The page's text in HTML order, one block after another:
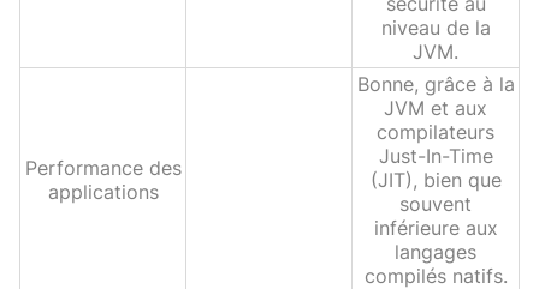
niveau de la
JVM.
Performance des
applications
Bonne, grâce à la
JVM et aux
compilateurs
Just-In-Time
(JIT), bien que
souvent
inférieure aux
langages
compilés natifs.